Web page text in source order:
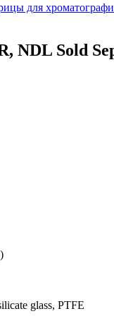
для
NDL Sold
glass, PTFE